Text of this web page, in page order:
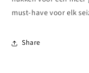
must-have voor elk
Share